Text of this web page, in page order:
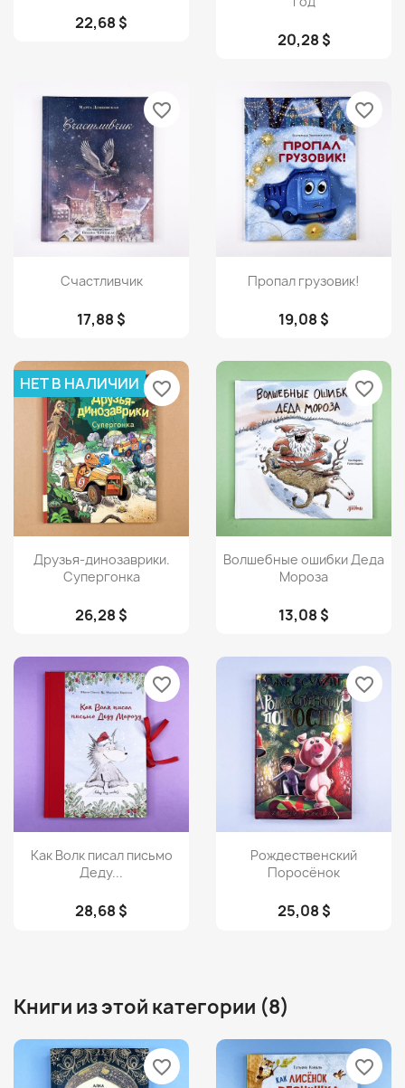
22,68 $
20,28 $
Просмотр
Счастливчик
17,88 $
favorite_border
Просмотр
Пропал грузовик!
19,08 $
favorite_border
Просмотр
Друзья-динозаврики.
Супергонка
26,28 $
НЕТ В НАЛИЧИИ favorite_border
Просмотр
Волшебные ошибки Деда
Мороза
13,08 $
favorite_border
Просмотр
Как Волк писал письмо
Деду...
28,68 $
favorite_border
Просмотр
Рождественский
Поросёнок
25,08 $
favorite_border
Книги из этой категории (8)
favorite_border favorite_border